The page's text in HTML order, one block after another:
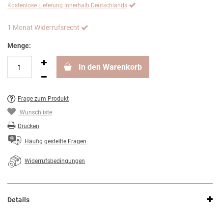
Kostenlose Lieferung innerhalb Deutschlands
1 Monat Widerrufsrecht
Menge:
In den Warenkorb
Frage zum Produkt
Wunschliste
Drucken
Häufig gestellte Fragen
Widerrufsbedingungen
Details